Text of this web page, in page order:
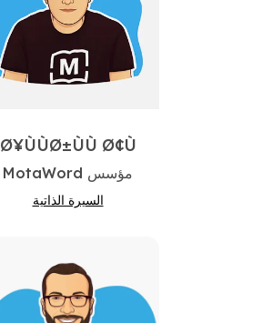
Ø¥ÙÙØ±ÙÙ Ø¢Ù
مؤسس MotaWord
السيرة الذاتية